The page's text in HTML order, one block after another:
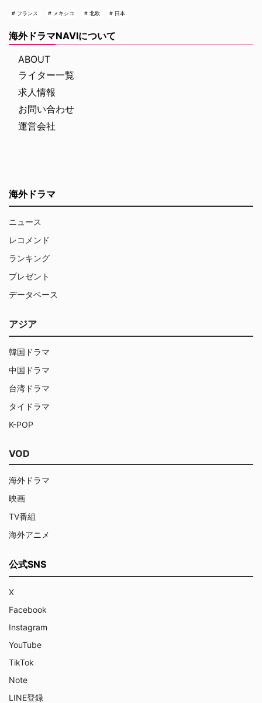
フランス メキシコ 北欧 日本
海外ドラマNAVIについて
ABOUT
ライター一覧
求人情報
お問い合わせ
運営会社
海外ドラマ
ニュース
レコメンド
ランキング
プレゼント
データベース
アジア
韓国ドラマ
中国ドラマ
台湾ドラマ
タイドラマ
K-POP
VOD
海外ドラマ
映画
TV番組
海外アニメ
公式SNS
X
Facebook
Instagram
YouTube
TikTok
Note
LINE登録